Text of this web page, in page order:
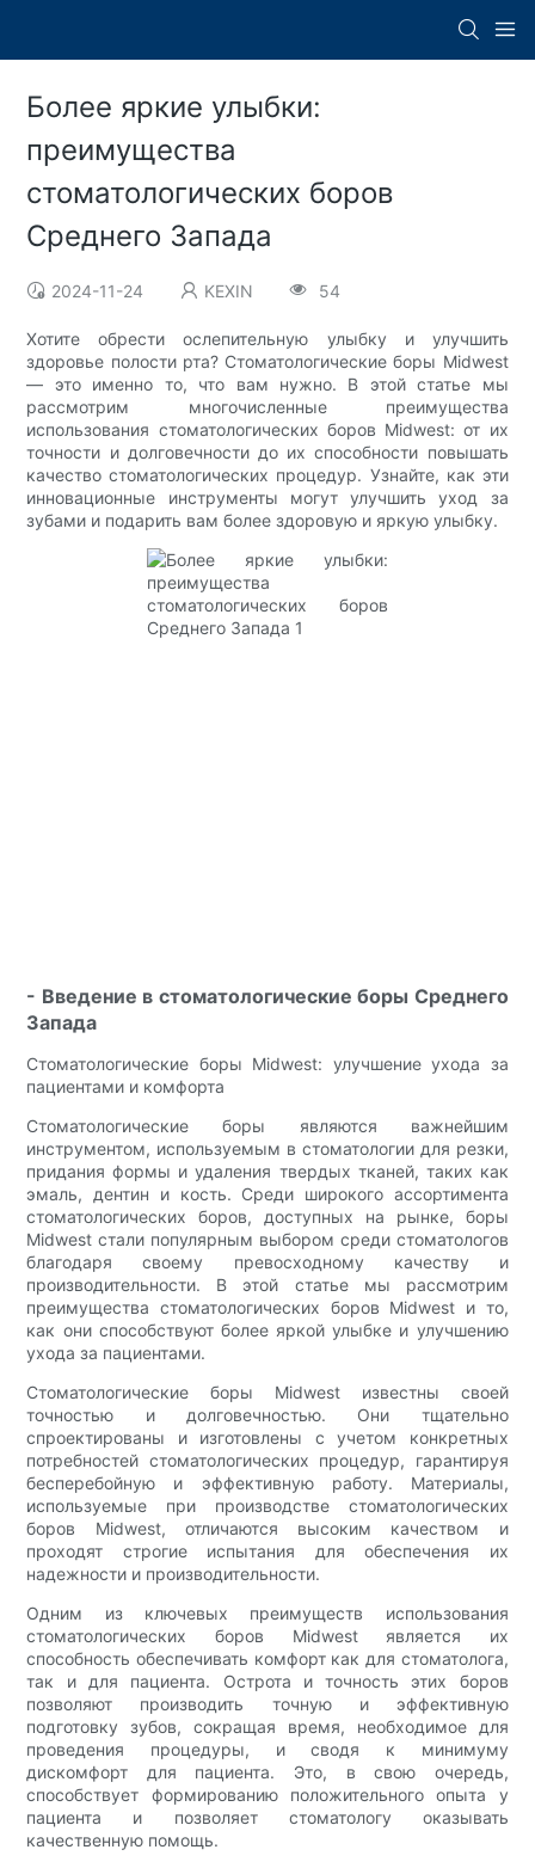
Более яркие улыбки:
преимущества
стоматологических боров
Среднего Запада
2024-11-24 KEXIN 54
Хотите обрести ослепительную улыбку и улучшить
здоровье полости рта? Стоматологические боры Midwest
— это именно то, что вам нужно. В этой статье мы
рассмотрим многочисленные преимущества
использования стоматологических боров Midwest: от их
точности и долговечности до их способности повышать
качество стоматологических процедур. Узнайте, как эти
инновационные инструменты могут улучшить уход за
зубами и подарить вам более здоровую и яркую улыбку.
- Введение в стоматологические боры Среднего
Запада
Стоматологические боры Midwest: улучшение ухода за
пациентами и комфорта
Стоматологические боры являются важнейшим
инструментом, используемым в стоматологии для резки,
придания формы и удаления твердых тканей, таких как
эмаль, дентин и кость. Среди широкого ассортимента
стоматологических боров, доступных на рынке, боры
Midwest стали популярным выбором среди стоматологов
благодаря своему превосходному качеству и
производительности. В этой статье мы рассмотрим
преимущества стоматологических боров Midwest и то,
как они способствуют более яркой улыбке и улучшению
ухода за пациентами.
Стоматологические боры Midwest известны своей
точностью и долговечностью. Они тщательно
спроектированы и изготовлены с учетом конкретных
потребностей стоматологических процедур, гарантируя
бесперебойную и эффективную работу. Материалы,
используемые при производстве стоматологических
боров Midwest, отличаются высоким качеством и
проходят строгие испытания для обеспечения их
надежности и производительности.
Одним из ключевых преимуществ использования
стоматологических боров Midwest является их
способность обеспечивать комфорт как для стоматолога,
так и для пациента. Острота и точность этих боров
позволяют производить точную и эффективную
подготовку зубов, сокращая время, необходимое для
проведения процедуры, и сводя к минимуму
дискомфорт для пациента. Это, в свою очередь,
способствует формированию положительного опыта у
пациента и позволяет стоматологу оказывать
качественную помощь.